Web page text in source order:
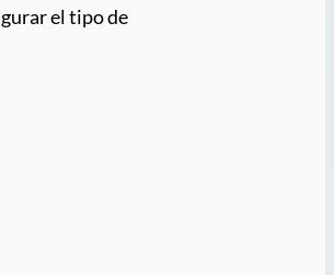
el tipo de